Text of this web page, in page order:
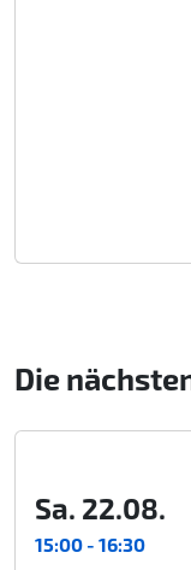
Die
Sa. 22.08.
15:00 - 16:30